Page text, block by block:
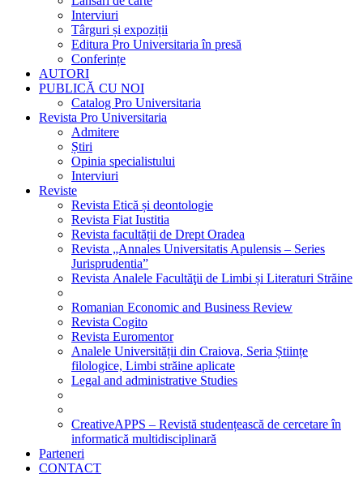
Interviuri
Târguri și expoziții
Editura Pro Universitaria în presă
Conferințe
AUTORI
PUBLICĂ CU NOI
Catalog Pro Universitaria
Revista Pro Universitaria
Admitere
Știri
Opinia specialistului
Interviuri
Reviste
Revista Etică și deontologie
Revista Fiat Iustitia
Revista facultății de Drept Oradea
Revista „Annales Universitatis Apulensis – Series
Jurisprudentia”
Revista Analele Facultăţii de Limbi și Literaturi Străine
Romanian Economic and Business Review
Revista Cogito
Revista Euromentor
Analele Universității din Craiova, Seria Științe
filologice, Limbi străine aplicate
Legal and administrative Studies
CreativeAPPS – Revistă studențească de cercetare în
informatică multidisciplinară
Parteneri
CONTACT